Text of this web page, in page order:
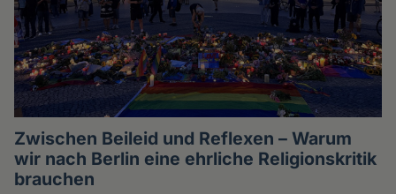
Zwischen Beileid und Reflexen – Warum
wir nach Berlin eine ehrliche Religionskritik
brauchen